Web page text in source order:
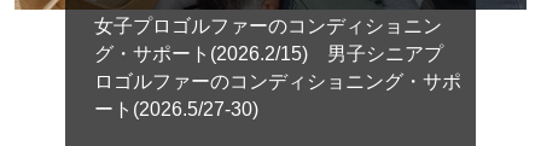
女子プロゴルファーのコンディショニン
グ・サポート(2026.2/15) 男子シニアプ
ロゴルファーのコンディショニング・サポ
ート(2026.5/27-30)